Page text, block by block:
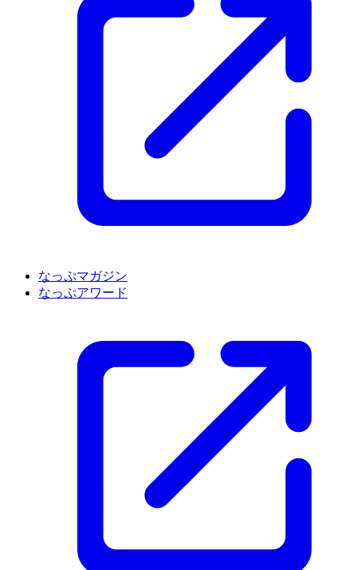
なっぷマガジン
なっぷアワード